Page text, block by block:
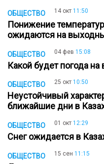
ОБЩЕСТВО 14 окт 11:50
Понижение
ожидаются на
ОБЩЕСТВО 04 фев 15:08
Какой будет погода
ОБЩЕСТВО 25 окт 10:50
Неустойчивый
ближайшие дни в
ОБЩЕСТВО 01 окт 12:29
Снег ожидается в
ОБЩЕСТВО 15 сен 11:15